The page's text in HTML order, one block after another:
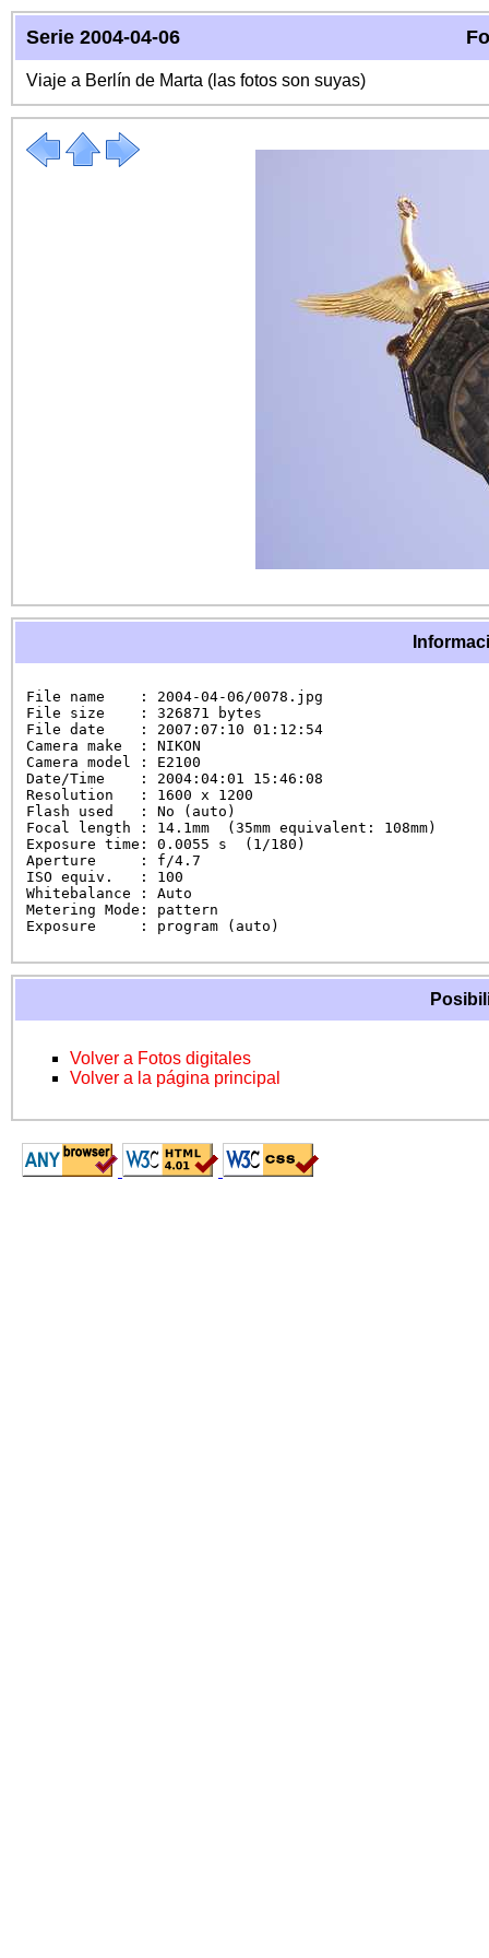
Serie 2004-04-06
Viaje a Berlín de Marta (las fotos son suyas)
File name    : 2004-04-06/0078.jpg
File size    : 326871 bytes
File date    : 2007:07:10 01:12:54
Camera make  : NIKON
Camera model : E2100
Date/Time    : 2004:04:01 15:46:08
Resolution   : 1600 x 1200
Flash used   : No (auto)
Focal length : 14.1mm  (35mm equivalent: 108mm)
Exposure time: 0.0055 s  (1/180)
Aperture     : f/4.7
ISO equiv.   : 100
Whitebalance : Auto
Metering Mode: pattern
Exposure     : program (auto)
Volver a Fotos digitales
Volver a la página principal